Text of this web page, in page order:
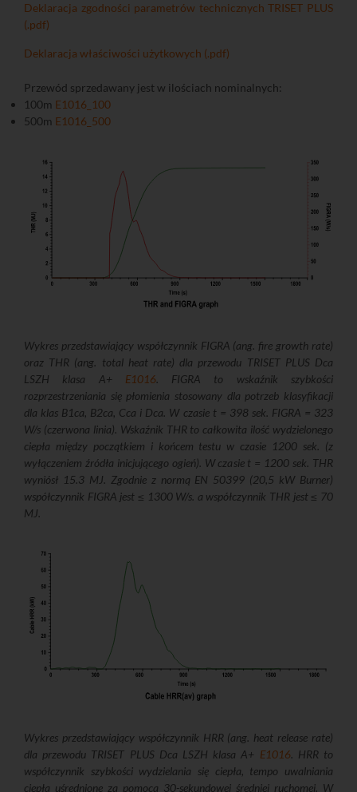
Deklaracja zgodności parametrów technicznych TRISET PLUS
(.pdf)
Deklaracja właściwości użytkowych (.pdf)
Przewód sprzedawany jest w ilościach nominalnych:
100m E1016_100
500m E1016_500
Wykres przedstawiający współczynnik FIGRA (ang. fire growth rate)
oraz THR (ang. total heat rate) dla przewodu TRISET PLUS Dca
LSZH klasa A+ E1016. FIGRA to wskaźnik szybkości
rozprzestrzeniania się płomienia stosowany dla potrzeb klasyfikacji
dla klas B1ca, B2ca, Cca i Dca. W czasie t = 398 sek. FIGRA = 323
W/s (czerwona linia). Wskaźnik THR to całkowita ilość wydzielonego
ciepła między początkiem i końcem testu w czasie 1200 sek. (z
wyłączeniem źródła inicjującego ogień). W czasie t = 1200 sek. THR
wyniósł 15.3 MJ. Zgodnie z normą EN 50399 (20,5 kW Burner)
współczynnik FIGRA jest ≤ 1300 W/s. a współczynnik THR jest ≤ 70
MJ.
Wykres przedstawiający współczynnik HRR (ang. heat release rate)
dla przewodu TRISET PLUS Dca LSZH klasa A+ E1016. HRR to
współczynnik szybkości wydzielania się ciepła, tempo uwalniania
ciepła uśrednione za pomocą 30-sekundowej średniej ruchomej. W